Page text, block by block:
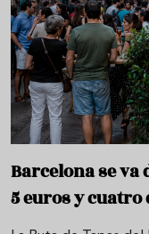
Barcelona se va
5 euros y cuatro